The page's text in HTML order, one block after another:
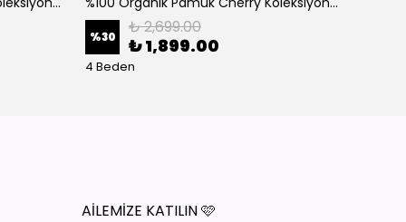
%30 ₺ 2,699.00
₺ 1,899.00
4 Beden
AİLEMİZE KATILIN🩷